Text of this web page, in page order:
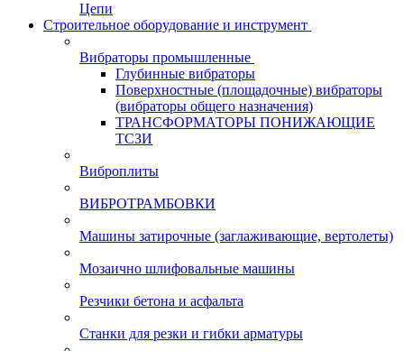
Цепи
Строительное оборудование и инструмент
Вибраторы промышленные
Глубинные вибраторы
Поверхностные (площадочные) вибраторы
(вибраторы общего назначения)
ТРАНСФОРМАТОРЫ ПОНИЖАЮЩИЕ
ТСЗИ
Виброплиты
ВИБРОТРАМБОВКИ
Машины затирочные (заглаживающие, вертолеты)
Мозаично шлифовальные машины
Резчики бетона и асфальта
Станки для резки и гибки арматуры